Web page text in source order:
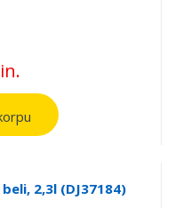
2,3l (DJ37184)